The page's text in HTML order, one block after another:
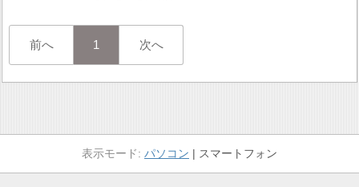
前へ 1 次へ
パソコン スマートフォン